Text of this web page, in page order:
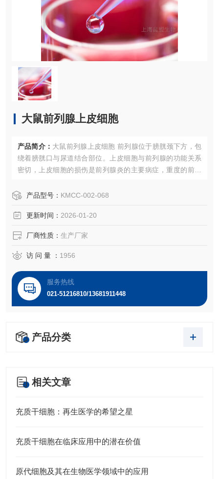
大鼠前列腺上皮细胞
产品简介： 大鼠前列腺上皮细胞 前列腺位于膀胱颈下方，包
绕着膀胱口与尿道结合部位。上皮细胞与前列腺的功能关系
密切，上皮细胞的损伤是前列腺炎的主要病症，重度的前列
细胞损伤的标志。因此，体外培养前列腺上皮细胞是研究前
产品型号： KMCC-002-068
更新时间： 2026-01-20
厂商性质： 生产厂家
访 问 量 ： 1956
服务热线
021-51216810/13681911448
产品分类
相关文章
充质干细胞：再生医学的希望之星
充质干细胞在临床应用中的潜在价值
原代细胞及其在生物医学领域中的应用